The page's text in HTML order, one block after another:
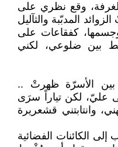
وقع نظري على
المدبّبة والثآليل
كفقاعات على
بين ضلوعي، لكني
بين الأسرّة ظهرتْ ..
عليّ، لكن تياراً سرَى
وانتابتني قشعريرة
الكائنات الفضائية